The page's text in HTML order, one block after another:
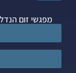
מפגשי זום